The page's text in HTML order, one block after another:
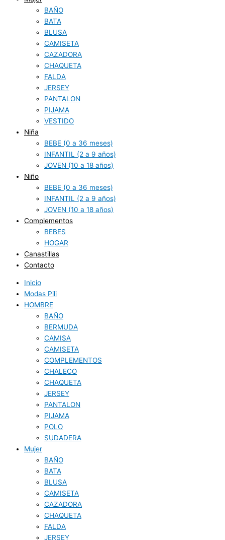
BAÑO
BATA
BLUSA
CAMISETA
CAZADORA
CHAQUETA
FALDA
JERSEY
PANTALON
PIJAMA
VESTIDO
Niña
BEBE (0 a 36 meses)
INFANTIL (2 a 9 años)
JOVEN (10 a 18 años)
Niño
BEBE (0 a 36 meses)
INFANTIL (2 a 9 años)
JOVEN (10 a 18 años)
Complementos
BEBES
HOGAR
Canastillas
Contacto
Inicio
Modas Pili
HOMBRE
BAÑO
BERMUDA
CAMISA
CAMISETA
COMPLEMENTOS
CHALECO
CHAQUETA
JERSEY
PANTALON
PIJAMA
POLO
SUDADERA
Mujer
BAÑO
BATA
BLUSA
CAMISETA
CAZADORA
CHAQUETA
FALDA
JERSEY